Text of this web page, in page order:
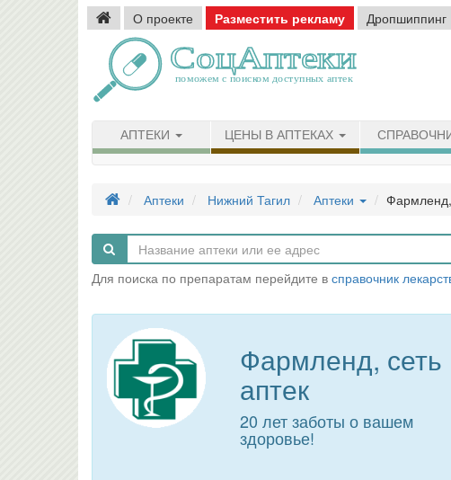
О проекте Разместить рекламу Дропшиппинг
АПТЕКИ ЦЕНЫ В АПТЕКАХ
Аптеки Нижний Тагил Аптеки Фармленд,
Для поиска по препаратам перейдите в справочник
Фармленд, сеть
аптек
20 лет заботы о вашем
здоровье!